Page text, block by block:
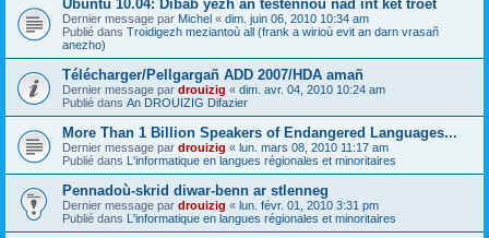
Ubuntu 10.04: Dibab yezh an testennoù nad int ket troet
Dernier message par Michel « dim. juin 06, 2010 10:34 am
Publié dans Troidigezh meziantoù all (frank a wirioù evit an darn vrasañ
anezho)
Télécharger/Pellgargañ ADD 2007/HDA amañ
Dernier message par drouizig « dim. avr. 04, 2010 10:24 am
Publié dans An DROUIZIG Difazier
More Than 1 Billion Speakers of Endangered Languages...
Dernier message par drouizig « lun. mars 08, 2010 11:17 am
Publié dans L'informatique en langues régionales et minoritaires
Pennadoù-skrid diwar-benn ar stlenneg
Dernier message par drouizig « lun. févr. 01, 2010 3:31 pm
Publié dans L'informatique en langues régionales et minoritaires